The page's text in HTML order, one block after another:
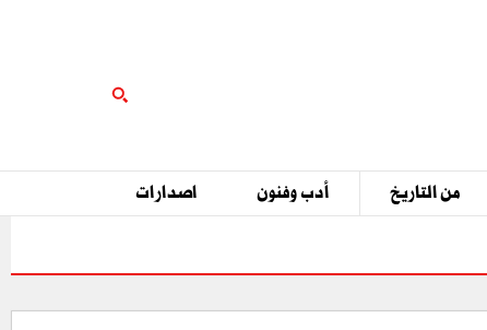
من التاريخ أدب وفنون اصدارات